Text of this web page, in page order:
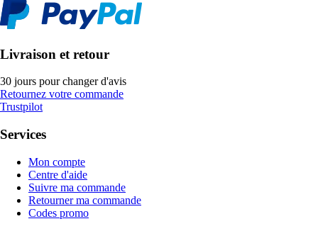
Livraison et retour
30 jours pour changer d'avis
Retournez votre commande
Trustpilot
Services
Mon compte
Centre d'aide
Suivre ma commande
Retourner ma commande
Codes promo